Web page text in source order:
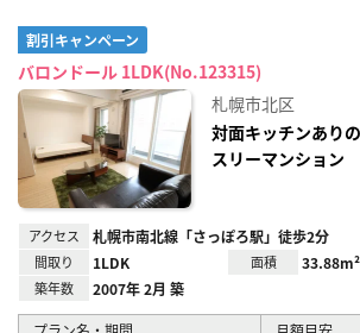
割引キャンペーン
バロンドール 1LDK(No.123315)
札幌市北区
対面キッチンあり
スリーマンション
アクセス 札幌市南北線「さっぽろ駅」徒歩2分
間取り 1LDK 面積 33.88m²
築年数 2007年 2月 築